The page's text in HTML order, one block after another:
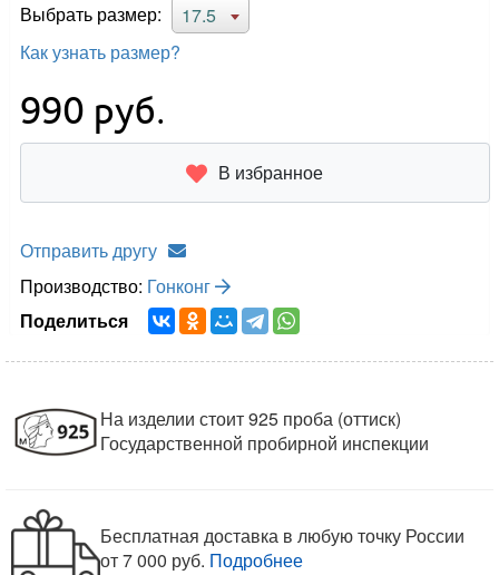
Выбрать размер:
17.5
Как узнать размер?
990 руб.
В избранное
Отправить другу
Производство: Гонконг
Поделиться
На изделии стоит 925 проба (оттиск)
Государственной пробирной инспекции
Бесплатная доставка в любую точку России
от 7 000 руб. Подробнее